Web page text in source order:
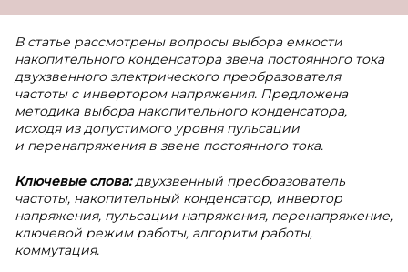
В статье рассмотрены вопросы выбора емкости
накопительного конденсатора звена постоянного тока
двухзвенного электрического преобразователя
частоты с инвертором напряжения. Предложена
методика выбора накопительного конденсатора,
исходя из допустимого уровня пульсации
и перенапряжения в звене постоянного тока.
Ключевые слова: двухзвенный преобразователь
частоты, накопительный конденсатор, инвертор
напряжения, пульсации напряжения, перенапряжение,
ключевой режим работы, алгоритм работы,
коммутация.